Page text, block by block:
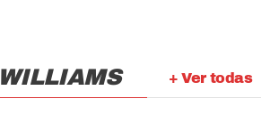
+ Ver todas
WILLIAMS